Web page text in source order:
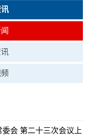
会 第二十三次会议上